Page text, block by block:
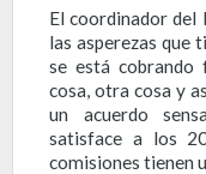
El coordinador del
las asperezas que
se está cobrando
cosa, otra cosa y
un acuerdo
satisface a los
comisiones tienen